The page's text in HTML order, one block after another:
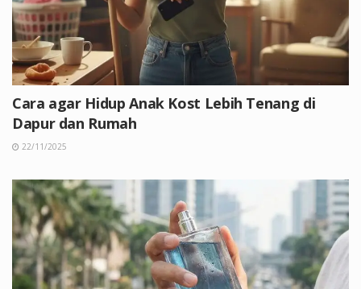
Cara agar Hidup Anak Kost Lebih Tenang di
Dapur dan Rumah
22/11/2025